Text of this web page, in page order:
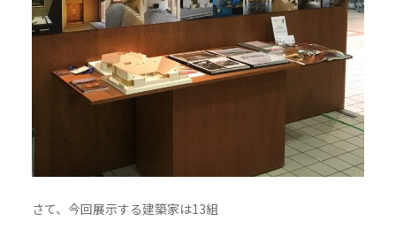
さて、今回展示する建築家は13組